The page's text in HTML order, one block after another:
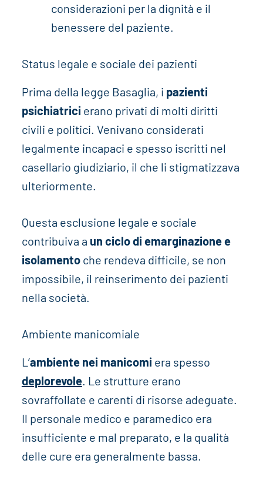
considerazioni per la dignità e il
benessere del paziente.
Status legale e sociale dei pazienti
Prima della legge Basaglia, i pazienti
psichiatrici erano privati di molti diritti
civili e politici. Venivano considerati
legalmente incapaci e spesso iscritti nel
casellario giudiziario, il che li stigmatizzava
ulteriormente.
Questa esclusione legale e sociale
contribuiva a un ciclo di emarginazione e
isolamentoche rendeva difficile, se non
impossibile, il reinserimento dei pazienti
nella società.
Ambiente manicomiale
L’ambiente nei manicomi era spesso
deplorevole. Le strutture erano
sovraffollate e carenti di risorse adeguate.
Il personale medico e paramedico era
insufficiente e mal preparato, e la qualità
delle cure era generalmente bassa.